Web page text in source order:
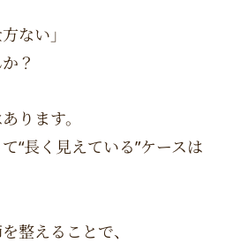
ない」
？
ります。
“長く見えている”ケースは
整えることで、